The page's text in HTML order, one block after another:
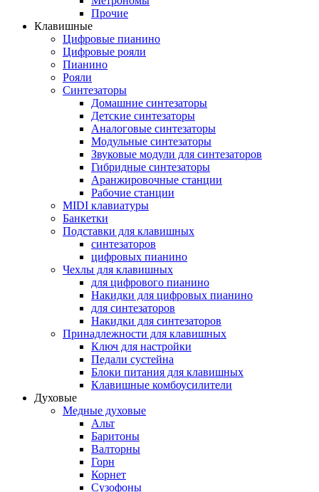
Прочие
Клавишные
Цифровые пианино
Цифровые рояли
Пианино
Рояли
Синтезаторы
Домашние синтезаторы
Детские синтезаторы
Аналоговые синтезаторы
Модульные синтезаторы
Звуковые модули для синтезаторов
Гибридные синтезаторы
Аранжировочные станции
Рабочие станции
MIDI клавиатуры
Банкетки
Подставки для клавишных
синтезаторов
цифровых пианино
Чехлы для клавишных
для цифрового пианино
Накидки для цифровых пианино
для синтезаторов
Накидки для синтезаторов
Принадлежности для клавишных
Ключ для настройки
Педали сустейна
Блоки питания для клавишных
Клавишные комбоусилители
Духовые
Медные духовые
Альт
Баритоны
Валторны
Горн
Корнет
Сузофоны